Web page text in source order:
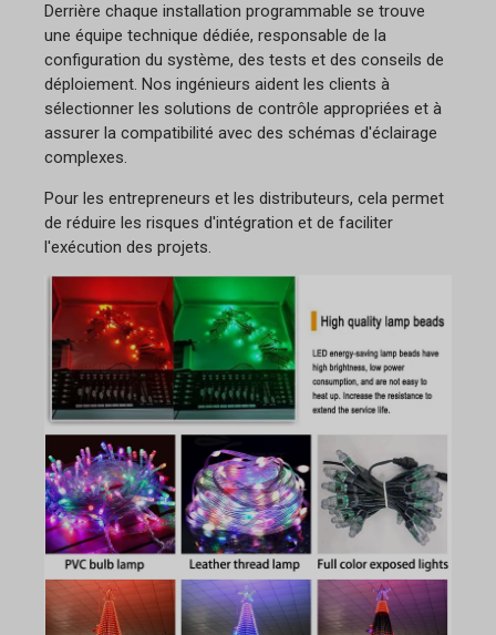
Derrière chaque installation programmable se trouve
une équipe technique dédiée, responsable de la
configuration du système, des tests et des conseils de
déploiement. Nos ingénieurs aident les clients à
sélectionner les solutions de contrôle appropriées et à
assurer la compatibilité avec des schémas d'éclairage
complexes.
Pour les entrepreneurs et les distributeurs, cela permet
de réduire les risques d'intégration et de faciliter
l'exécution des projets.